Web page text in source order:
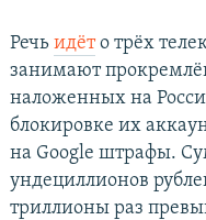
Речьидёто трёх
занимают
наложенных на
блокировке их
на Google штрафы.
ундециллионов
триллионы раз